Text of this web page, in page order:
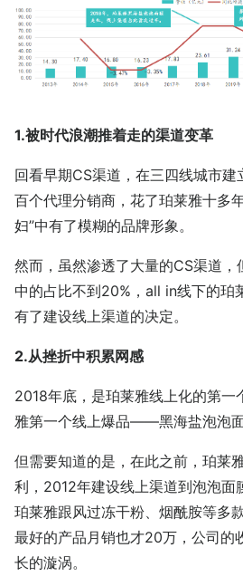
1.被时代浪潮推着走的渠道变革
回看早期CS渠道，在三四线城市建
百个代理分销商，花了珀莱雅十多
妇”中有了模糊的品牌形象。
然而，虽然渗透了大量的CS渠道，
中的占比不到20%，all in线下的珀
有了建设线上渠道的决定。
2.从挫折中积累网感
2018年底，是珀莱雅线上化的第一
雅第一个线上爆品——黑海盐泡泡面
但需要知道的是，在此之前，珀莱
利，2012年建设线上渠道到泡泡面
珀莱雅跟风过冻干粉、烟酰胺等多
最好的产品月销也才20万，公司的
长的漩涡。